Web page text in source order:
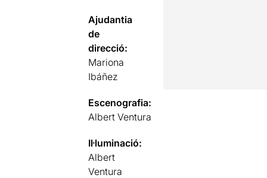
Ajudantia
de
direcció:
Mariona
Ibáñez
Escenografia:
Albert Ventura
Il·luminació:
Albert
Ventura